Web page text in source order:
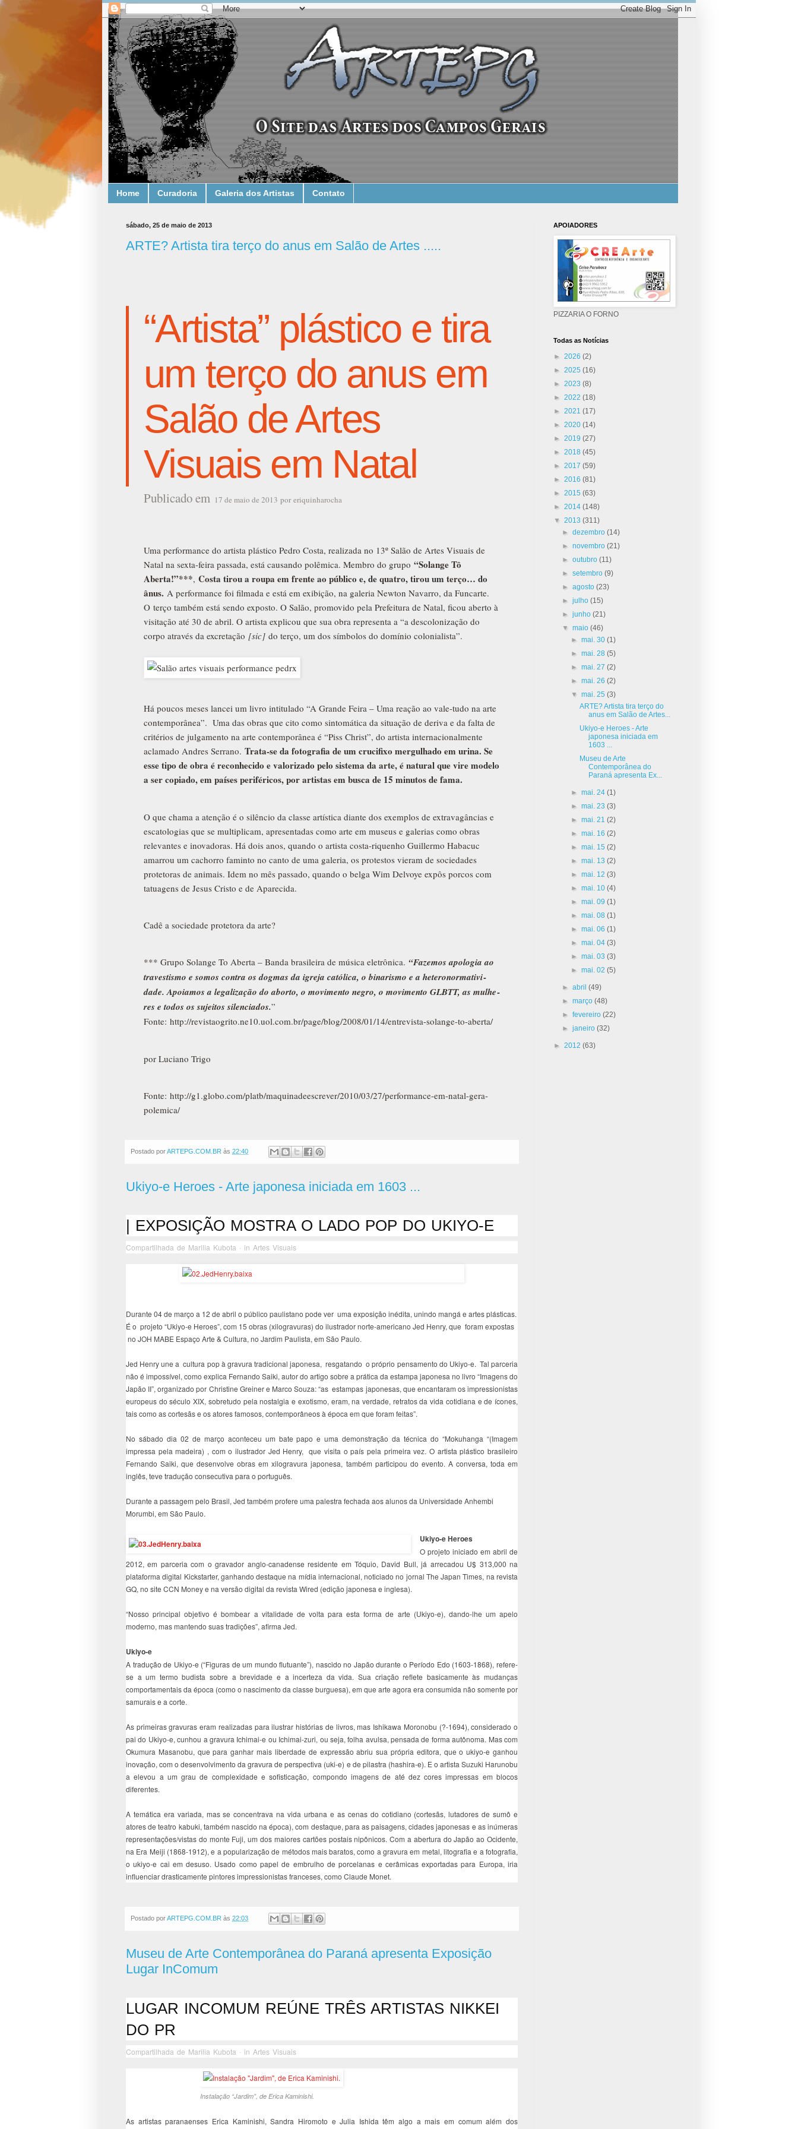
Home Curadoria Galeria dos Artistas Contato
sábado, 25 de maio de 2013
ARTE? Artista tira terço do anus em Salão de Artes .....
“Artista” plástico e tira
um terço do anus em
Salão de Artes
Visuais em Natal
Publicado em 17 de maio de 2013 poreriquinharocha
Uma performance do artista plástico Pedro Costa, realizada no 13º Salão de Artes Visuais de
Natal na sexta-feira passada, está causando polêmica. Membro do grupo “Solange Tô
Aberta!”***, Costa tirou a roupa em frente ao público e, de quatro, tirou um terço… do
ânus. A performance foi filmada e está em exibição, na galeria Newton Navarro, da Funcarte.
O terço também está sendo exposto. O Salão, promovido pela Prefeitura de Natal, ficou aberto à
visitação até 30 de abril. O artista explicou que sua obra representa a “a descolonização do
corpo através da excretação [sic] do terço, um dos símbolos do domínio colonialista”.
Há poucos meses lancei um livro intitulado “A Grande Feira – Uma reação ao vale-tudo na arte
contemporânea”. Uma das obras que cito como sintomática da situação de deriva e da falta de
critérios de julgamento na arte contemporânea é “Piss Christ”, do artista internacionalmente
aclamado Andres Serrano. Trata-se da fotografia de um crucifixo mergulhado em urina. Se
esse tipo de obra é reconhecido e valorizado pelo sistema da arte, é natural que vire modelo
a ser copiado, em países periféricos, por artistas em busca de 15 minutos de fama.
O que chama a atenção é o silêncio da classe artística diante dos exemplos de extravagâncias e
escatologias que se multiplicam, apresentadas como arte em museus e galerias como obras
relevantes e inovadoras. Há dois anos, quando o artista costa-riquenho Guillermo Habacuc
amarrou um cachorro faminto no canto de uma galeria, os protestos vieram de sociedades
protetoras de animais. Idem no mês passado, quando o belga Wim Delvoye expôs porcos com
tatuagens de Jesus Cristo e de Aparecida.
Cadê a sociedade protetora da arte?
*** Grupo Solange To Aberta – Banda brasileira de música eletrônica. “Fazemos apo­lo­gia ao
tra­ves­tismo e somos con­tra os dog­mas da igreja cató­lica, o bina­rismo e a hete­ro­nor­ma­ti­vi­
dade. Apoiamos a lega­li­za­ção do aborto, o movi­mento negro, o movi­mento GLBTT, as mulhe­
res e todos os sujei­tos silen­ci­a­dos.”
Fonte: http://revistaogrito.ne10.uol.com.br/page/blog/2008/01/14/entrevista-solange-to-aberta/
por Luciano Trigo
Fonte: http://g1.globo.com/platb/maquinadeescrever/2010/03/27/performance-em-natal-gera-
polemica/
Postado porARTEPG.COM.BR às 22:40
Ukiyo-e Heroes - Arte japonesa iniciada em 1603 ...
| EXPOSIÇÃO MOSTRA O LADO POP DO UKIYO-E
Compartilhada de Marilia Kubota · in Artes Visuais
Durante 04 de março a 12 de abril o público paulistano pode ver uma exposição inédita, unindo mangá e artes plásticas.
É o projeto “Ukiyo-e Heroes”, com 15 obras (xilogravuras) do ilustrador norte-americano Jed Henry, que foram expostas
no JOH MABE Espaço Arte & Cultura, no Jardim Paulista, em São Paulo.
Jed Henry une a cultura pop à gravura tradicional japonesa, resgatando o próprio pensamento do Ukiyo-e. Tal parceria
não é impossível, como explica Fernando Saiki, autor do artigo sobre a prática da estampa japonesa no livro “Imagens do
Japão II”, organizado por Christine Greiner e Marco Souza: “as estampas japonesas, que encantaram os impressionistas
europeus do século XIX, sobretudo pela nostalgia e exotismo, eram, na verdade, retratos da vida cotidiana e de ícones,
tais como as cortesãs e os atores famosos, contemporâneos à época em que foram feitas”.
No sábado dia 02 de março aconteceu um bate papo e uma demonstração da técnica do “Mokuhanga “(Imagem
impressa pela madeira) , com o ilustrador Jed Henry, que visita o país pela primeira vez. O artista plástico brasileiro
Fernando Saiki, que desenvolve obras em xilogravura japonesa, também participou do evento. A conversa, toda em
inglês, teve tradução consecutiva para o português.
Durante a passagem pelo Brasil, Jed também profere uma palestra fechada aos alunos da Universidade Anhembi
Morumbi, em São Paulo.
Ukiyo-e Heroes
O projeto iniciado em abril de
2012, em parceria com o gravador anglo-canadense residente em Tóquio, David Bull, já arrecadou U$ 313,000 na
plataforma digital Kickstarter, ganhando destaque na mídia internacional, noticiado no jornal The Japan Times, na revista
GQ, no site CCN Money e na versão digital da revista Wired (edição japonesa e inglesa).
“Nosso principal objetivo é bombear a vitalidade de volta para esta forma de arte (Ukiyo-e), dando-lhe um apelo
moderno, mas mantendo suas tradições”, afirma Jed.
Ukiyo-e
A tradução de Ukiyo-e (“Figuras de um mundo flutuante”), nascido no Japão durante o Período Edo (1603-1868), refere-
se a um termo budista sobre a brevidade e a incerteza da vida. Sua criação reflete basicamente às mudanças
comportamentais da época (como o nascimento da classe burguesa), em que arte agora era consumida não somente por
samurais e a corte.
As primeiras gravuras eram realizadas para ilustrar histórias de livros, mas Ishikawa Moronobu (?-1694), considerado o
pai do Ukiyo-e, cunhou a gravura Ichimai-e ou Ichimai-zuri, ou seja, folha avulsa, pensada de forma autônoma. Mas com
Okumura Masanobu, que para ganhar mais liberdade de expressão abriu sua própria editora, que o ukiyo-e ganhou
inovação, com o desenvolvimento da gravura de perspectiva (uki-e) e de pilastra (hashira-e). E o artista Suzuki Harunobu
a elevou a um grau de complexidade e sofisticação, compondo imagens de até dez cores impressas em blocos
diferentes.
A temática era variada, mas se concentrava na vida urbana e as cenas do cotidiano (cortesãs, lutadores de sumô e
atores de teatro kabuki, também nascido na época), com destaque, para as paisagens, cidades japonesas e as inúmeras
representações/vistas do monte Fuji, um dos maiores cartões postais nipônicos. Com a abertura do Japão ao Ocidente,
na Era Meiji (1868-1912), e a popularização de métodos mais baratos, como a gravura em metal, litografia e a fotografia,
o ukiyo-e cai em desuso. Usado como papel de embrulho de porcelanas e cerâmicas exportadas para Europa, iria
influenciar drasticamente pintores impressionistas franceses, como Claude Monet.
Postado porARTEPG.COM.BR às 22:03
Museu de Arte Contemporânea do Paraná apresenta Exposição
Lugar InComum
LUGAR INCOMUM REÚNE TRÊS ARTISTAS NIKKEI
DO PR
Compartilhada de Marilia Kubota · in Artes Visuais
Instalação “Jardim”, de Erica Kaminishi.
As artistas paranaenses Erica Kaminishi, Sandra Hiromoto e Julia Ishida têm algo a mais em comum além dos
APOIADORES
PIZZARIA O FORNO
Todas as Notícias
► 2026 (2)
► 2025 (16)
► 2023 (8)
► 2022 (18)
► 2021 (17)
► 2020 (14)
► 2019 (27)
► 2018 (45)
► 2017 (59)
► 2016 (81)
► 2015 (63)
► 2014 (148)
▼ 2013 (311)
►dezembro(14)
►novembro(21)
►outubro(11)
►setembro(9)
►agosto(23)
►julho(15)
►junho(21)
▼maio(46)
► mai. 30 (1)
► mai. 28 (5)
► mai. 27 (2)
► mai. 26 (2)
▼ mai. 25 (3)
ARTE? Artista tira terço do
anus em Salão de Artes...
Ukiyo-e Heroes - Arte
japonesa iniciada em
1603 ...
Museu de Arte
Contemporânea do
Paraná apresenta Ex...
► mai. 24 (1)
► mai. 23 (3)
► mai. 21 (2)
► mai. 16 (2)
► mai. 15 (2)
► mai. 13 (2)
► mai. 12 (3)
► mai. 10 (4)
► mai. 09 (1)
► mai. 08 (1)
► mai. 06 (1)
► mai. 04 (3)
► mai. 03 (3)
► mai. 02 (5)
►abril(49)
►março(48)
►fevereiro(22)
►janeiro(32)
► 2012 (63)